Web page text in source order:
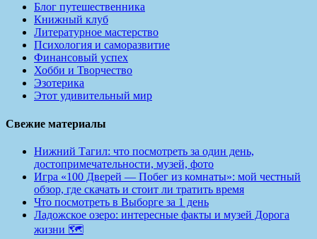
Блог путешественника
Книжный клуб
Литературное мастерство
Психология и саморазвитие
Финансовый успех
Хобби и Творчество
Эзотерика
Этот удивительный мир
Свежие материалы
Нижний Тагил: что посмотреть за один день,
достопримечательности, музей, фото
Игра «100 Дверей — Побег из комнаты»: мой честный
обзор, где скачать и стоит ли тратить время
Что посмотреть в Выборге за 1 день
Ладожское озеро: интересные факты и музей Дорога
жизни 🗺️